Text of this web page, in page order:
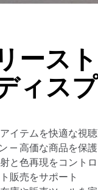
ース
ィス
イテムを快適な視
— 高価な商品を保護
と色再現をコント
販売をサポート